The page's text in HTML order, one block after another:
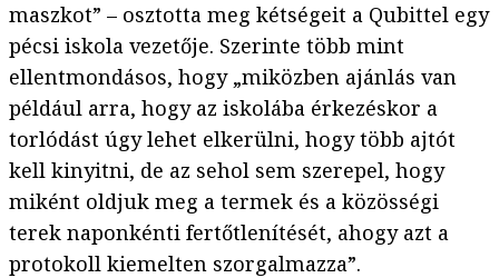
maszkot” – osztotta meg kétségeit a Qubittel egy
pécsi iskola vezetője. Szerinte több mint
ellentmondásos, hogy „miközben ajánlás van
például arra, hogy az iskolába érkezéskor a
torlódást úgy lehet elkerülni, hogy több ajtót
kell kinyitni, de az sehol sem szerepel, hogy
miként oldjuk meg a termek és a közösségi
terek naponkénti fertőtlenítését, ahogy azt a
protokoll kiemelten szorgalmazza”.